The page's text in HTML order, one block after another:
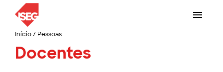
Início/ Pessoas
Docentes